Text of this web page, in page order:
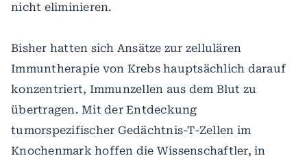
nicht eliminieren.
Bisher hatten sich Ansätze zur zellulären
Immuntherapie von Krebs hauptsächlich darauf
konzentriert, Immunzellen aus dem Blut zu
übertragen. Mit der Entdeckung
tumorspezifischer Gedächtnis-T-Zellen im
Knochenmark hoffen die Wissenschaftler, in